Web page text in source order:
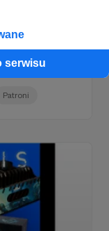
serwisu
2025
Patroni